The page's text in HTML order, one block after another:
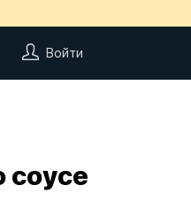
Войти
соусе